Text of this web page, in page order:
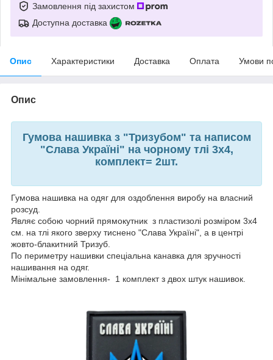
Замовлення під захистом
Доступна доставка
Опис Характеристики Доставка Оплата Умови
Опис
Гумова нашивка з "Тризубом" та написом
"Слава Україні" на чорному тлі 3х4,
комплект= 2шт.
Гумова нашивка на одяг для оздоблення виробу на власний
розсуд.
Являє собою чорний прямокутник з пластизолі розміром 3х4
см. на тлі якого зверху тиснено "Слава Україні", а в центрі
жовто-блакитний Тризуб.
По периметру нашивки спеціальна канавка для зручності
нашивання на одяг.
Мінімальне замовлення- 1 комплект з двох штук нашивок.